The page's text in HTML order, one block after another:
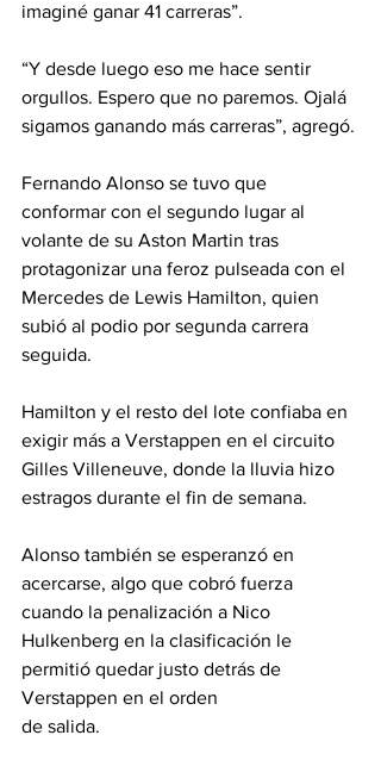
imaginé ganar 41 carreras”.
“Y desde luego eso me hace sentir
orgullos. Espero que no paremos. Ojalá
sigamos ganando más carreras”, agregó.
Fernando Alonso se tuvo que
conformar con el segundo lugar al
volante de su Aston Martin tras
protagonizar una feroz pulseada con el
Mercedes de Lewis Hamilton, quien
subió al podio por segunda carrera
seguida.
Hamilton y el resto del lote confiaba en
exigir más a Verstappen en el circuito
Gilles Villeneuve, donde la lluvia hizo
estragos durante el fin de semana.
Alonso también se esperanzó en
acercarse, algo que cobró fuerza
cuando la penalización a Nico
Hulkenberg en la clasificación le
permitió quedar justo detrás de
Verstappen en el orden
de salida.